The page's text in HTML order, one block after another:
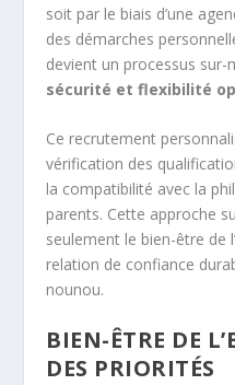
soit par le biais d’une
des démarches
devient un processus
sécurité et flexibilité
Ce recrutement
vérification des
la compatibilité avec la
parents. Cette approche
seulement le bien-être de
relation de confiance
nounou.
BIEN-ÊTRE DE
DES PRIORITÉS